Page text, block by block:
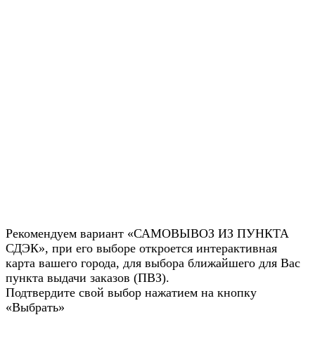
Рекомендуем вариант «САМОВЫВОЗ ИЗ ПУНКТА
СДЭК», при его выборе откроется интерактивная
карта вашего города, для выбора ближайшего для Вас
пункта выдачи заказов (ПВЗ).
Подтвердите свой выбор нажатием на кнопку
«Выбрать»